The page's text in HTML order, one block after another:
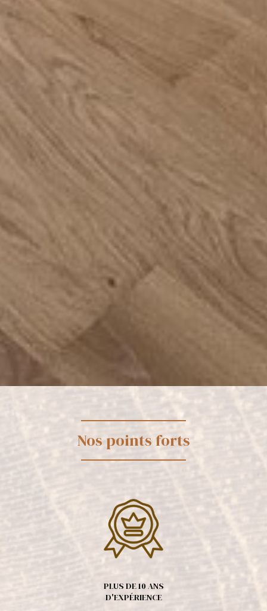
Nos points forts
PLUS DE 10 ANS
D'EXPÉRIENCE